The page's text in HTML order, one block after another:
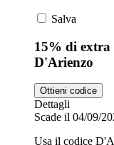
Salva
15% di extra
D'Arienzo
Ottieni codice
Dettagli
Scade il 04/09/
Usa il codice